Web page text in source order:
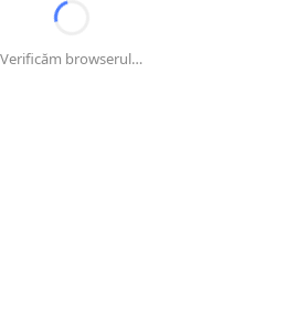
Verificăm browserul…